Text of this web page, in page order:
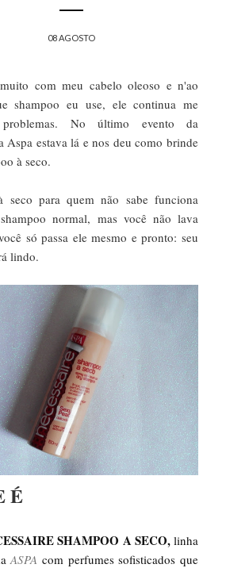
08 AGOSTO
com meu cabelo oleoso e n'ao
shampoo eu use, ele continua me
problemas. No último evento da
Aspa estava lá e nos deu como brinde
à seco.
seco para quem não sabe funciona
normal, mas você não lava
só passa ele mesmo e pronto: seu
lindo.
É
SHAMPOO A SECO, linha
ASPA com perfumes sofisticados que